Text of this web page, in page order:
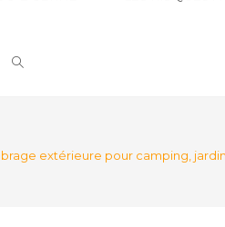
Toggle
extérieure pour camping,